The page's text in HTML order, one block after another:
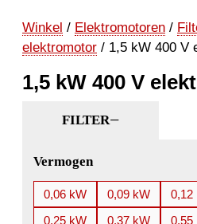
Winkel / Elektromotoren /
elektromotor / 1,5 kW 400 V
1,5 kW 400 V
FILTER
Vermogen
0,06 kW 0,09 kW 0,12
0,25 kW
0,37 kW 0,55